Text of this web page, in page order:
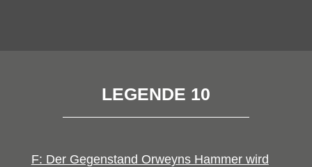
LEGENDE 10
F: Der Gegenstand Orweyns Hammer wird